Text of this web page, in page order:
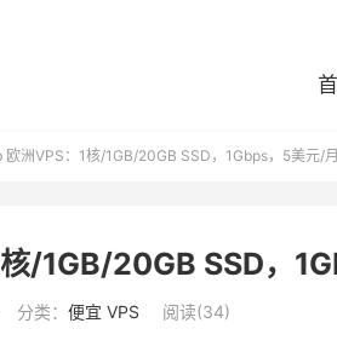
欧洲VPS：1核/1GB/20GB SSD，1Gbps，5美元/月
/1GB/20GB SSD，
分类： 便宜 VPS 阅读(34)